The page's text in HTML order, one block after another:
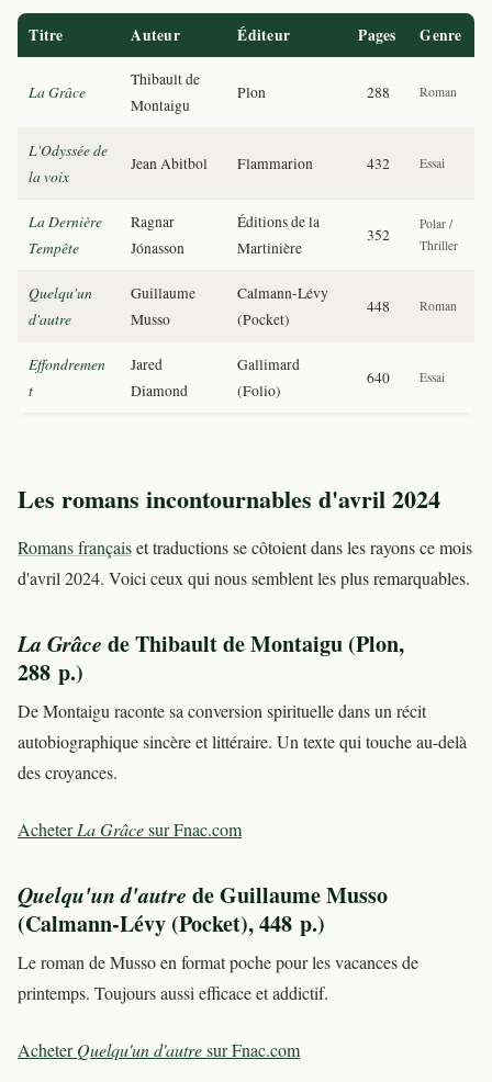
Titre Auteur Éditeur Pages Genre
La Grâce
Thibault de
Montaigu
Plon 288 Roman
L'Odyssée de
la voix
Jean Abitbol Flammarion 432 Essai
La Dernière
Tempête
Ragnar
Jónasson
Éditions de la
Martinière
352
Polar /
Thriller
Quelqu'un
d'autre
Guillaume
Musso
Calmann-Lévy
(Pocket)
448 Roman
Effondremen
t
Jared
Diamond
Gallimard
(Folio)
640 Essai
Les romans incontournables d'avril 2024
Romans françaiset traductions se côtoient dans les rayons ce mois
d'avril 2024. Voici ceux qui nous semblent les plus remarquables.
La Grâce de Thibault de Montaigu (Plon,
288 p.)
De Montaigu raconte sa conversion spirituelle dans un récit
autobiographique sincère et littéraire. Un texte qui touche au-delà
des croyances.
AcheterLa Grâcesur Fnac.com
Quelqu'un d'autre de Guillaume Musso
(Calmann-Lévy (Pocket), 448 p.)
Le roman de Musso en format poche pour les vacances de
printemps. Toujours aussi efficace et addictif.
AcheterQuelqu'un d'autresur Fnac.com